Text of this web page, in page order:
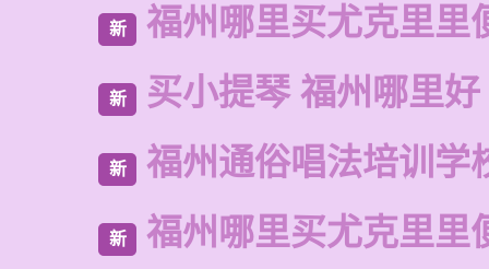
新 福州哪里买尤克里里
新 买小提琴 福州哪里好
新 福州通俗唱法培训学
新 福州哪里买尤克里里